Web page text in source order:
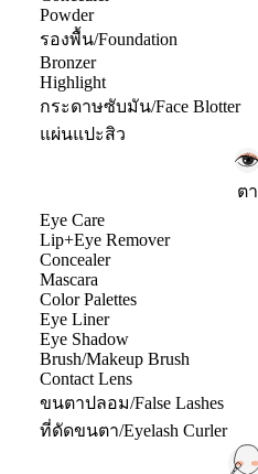
Powder
รองพื้น/Foundation
Bronzer
Highlight
กระดาษซับมัน/Face Blotter
แผ่นแปะสิว
ตา
Eye Care
Lip+Eye Remover
Concealer
Mascara
Color Palettes
Eye Liner
Eye Shadow
Brush/Makeup Brush
Contact Lens
ขนตาปลอม/False Lashes
ที่ดัดขนตา/Eyelash Curler